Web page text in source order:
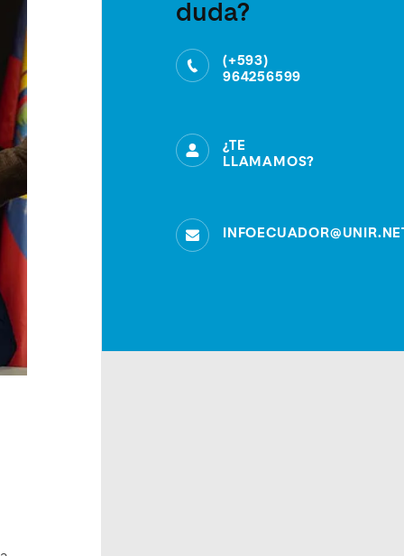
duda?
(+593)
964256599
¿TE
LLAMAMOS?